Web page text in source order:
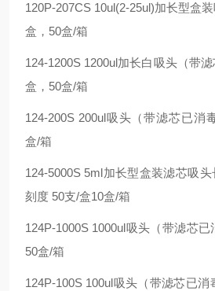
120P-207CS 10ul(2-25ul)加长型盒
盒，50盒/箱
124-1200S 1200ul加长白吸头（带
盒，50盒/箱
124-200S 200ul吸头（带滤芯已消
盒/箱
124-5000S 5ml加长型盒装滤芯吸
刻度 50支/盒10盒/箱
124P-1000S 1000ul吸头（带滤芯已
50盒/箱
124P-100S 100ul吸头（带滤芯已